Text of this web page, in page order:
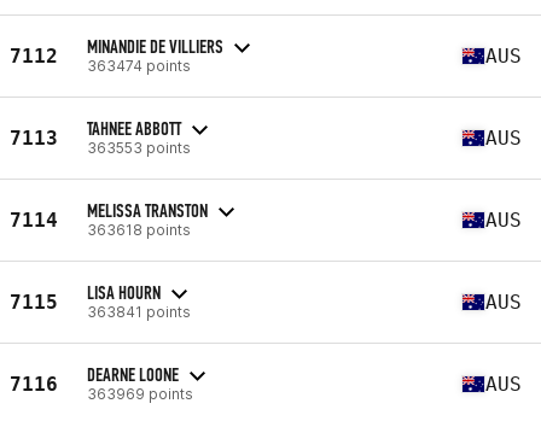
7112 MINANDIE DE VILLIERS
363474 points AUS
7113 TAHNEE ABBOTT
363553 points AUS
7114 MELISSA TRANSTON
363618 points AUS
7115 LISA HOURN
363841 points AUS
7116 DEARNE LOONE
363969 points AUS